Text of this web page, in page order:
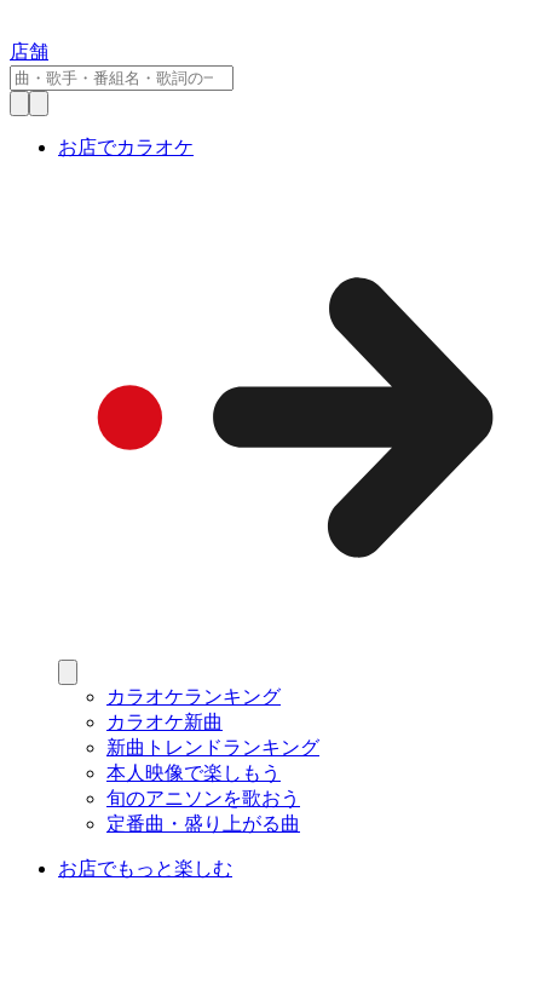
店舗
お店でカラオケ
カラオケランキング
カラオケ新曲
新曲トレンドランキング
本人映像で楽しもう
旬のアニソンを歌おう
定番曲・盛り上がる曲
お店でもっと楽しむ